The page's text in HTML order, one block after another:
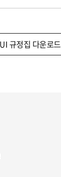
규정집 다운로드